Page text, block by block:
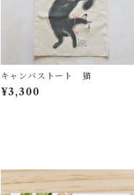
キャンバストート 猫
¥3,300